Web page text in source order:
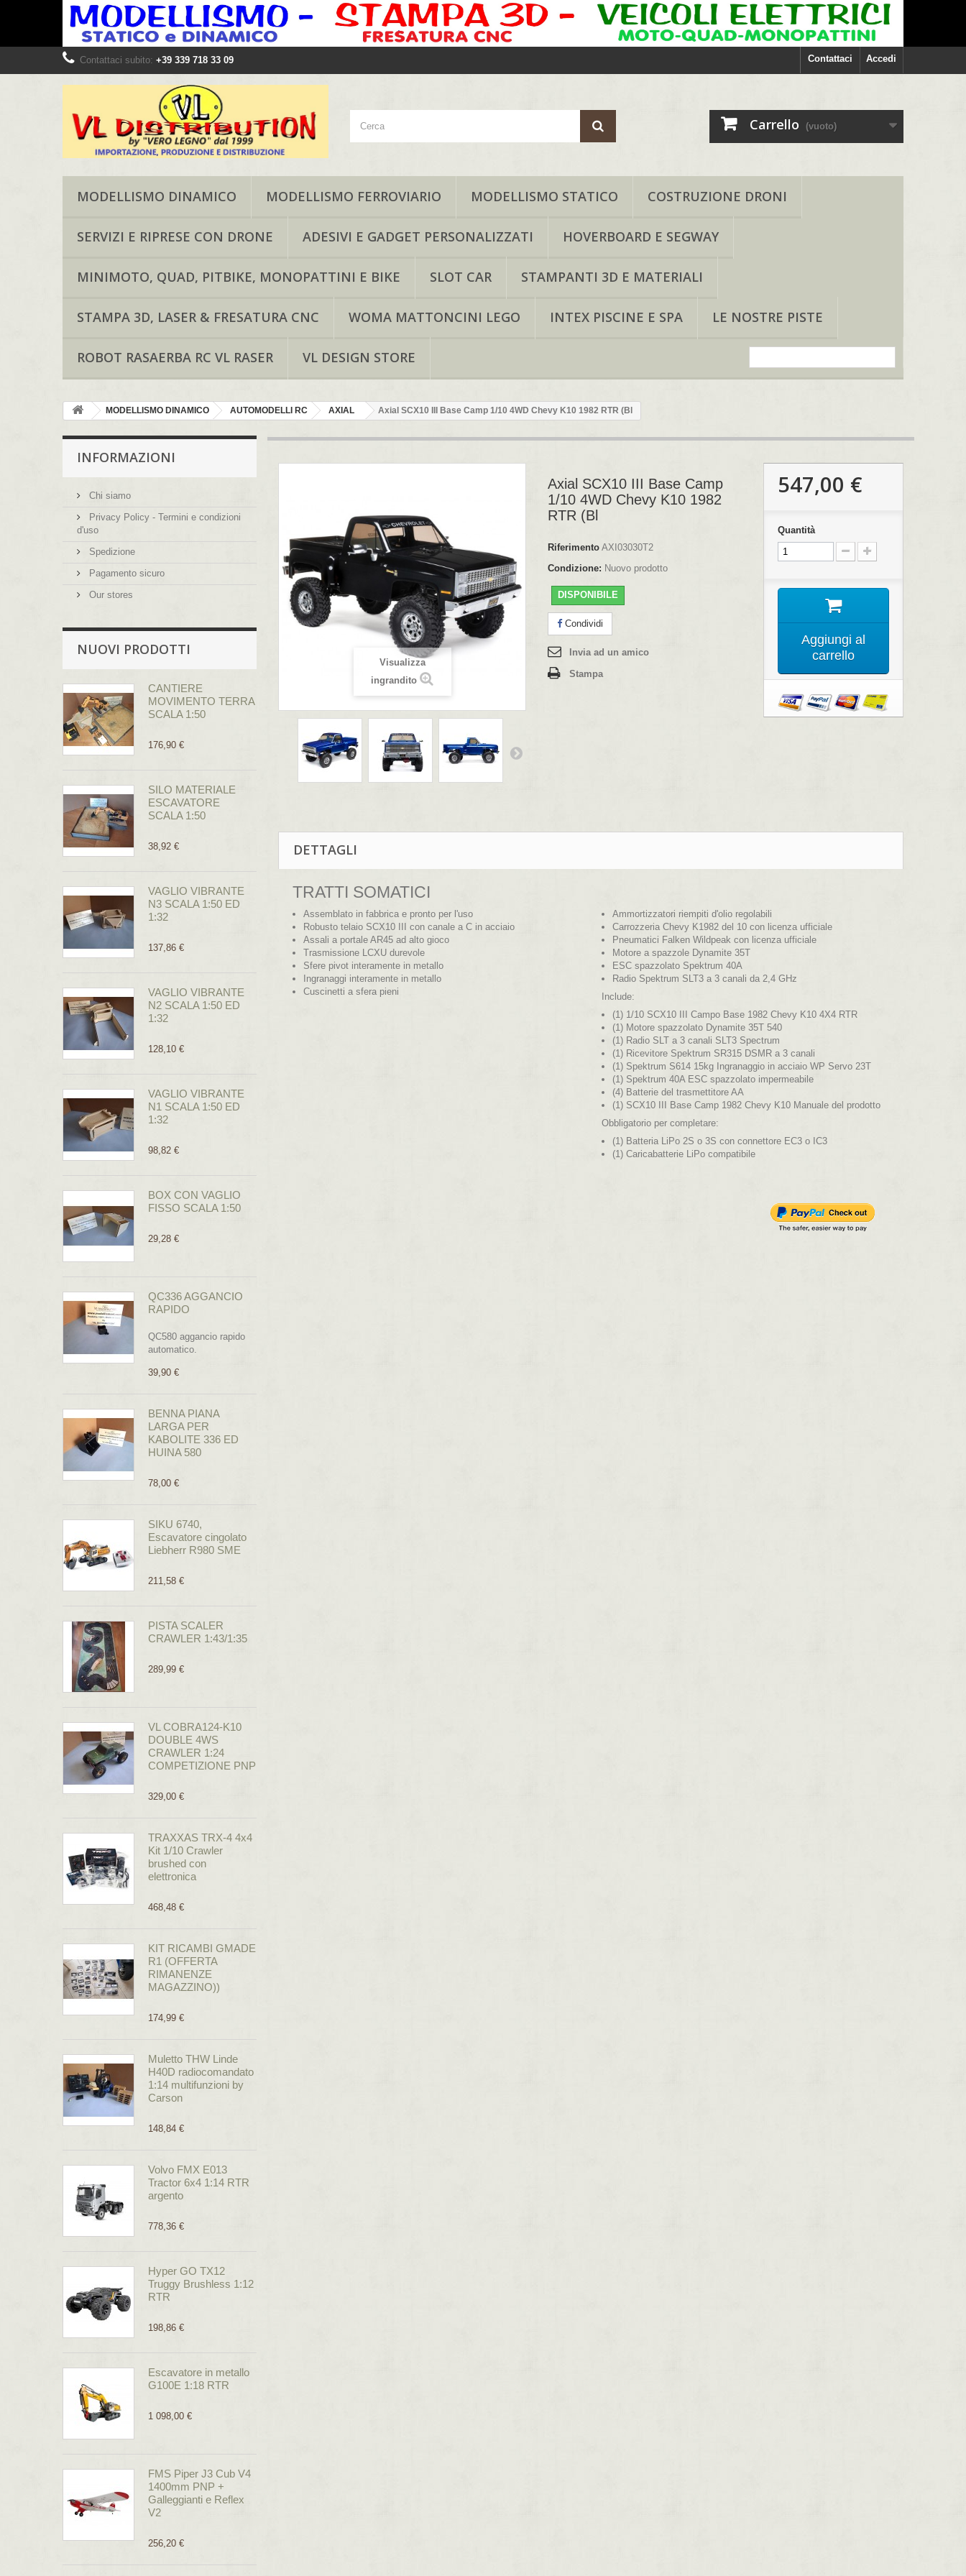
Accedi
Contattaci
Contattaci subito: +39 339 718 33 09
Carrello (vuoto)
MODELLISMO DINAMICO MODELLISMO FERROVIARIO MODELLISMO STATICO COSTRUZIONE DRONI
SERVIZI E RIPRESE CON DRONE ADESIVI E GADGET PERSONALIZZATI HOVERBOARD E SEGWAY
MINIMOTO, QUAD, PITBIKE, MONOPATTINI E BIKE SLOT CAR STAMPANTI 3D E MATERIALI
STAMPA 3D, LASER & FRESATURA CNC WOMA MATTONCINI LEGO INTEX PISCINE E SPA LE NOSTRE PISTE
ROBOT RASAERBA RC VL RASER VL DESIGN STORE
MODELLISMO DINAMICO AUTOMODELLI RC AXIAL Axial SCX10 III Base Camp 1/10 4WD Chevy K10 1982 RTR (Bl
INFORMAZIONI
Chi siamo
Privacy Policy - Termini e condizioni
d'uso
Spedizione
Pagamento sicuro
Our stores
NUOVI PRODOTTI
CANTIERE
MOVIMENTO TERRA
SCALA 1:50
176,90 €
SILO MATERIALE
ESCAVATORE
SCALA 1:50
38,92 €
VAGLIO VIBRANTE
N3 SCALA 1:50 ED
1:32
137,86 €
VAGLIO VIBRANTE
N2 SCALA 1:50 ED
1:32
128,10 €
VAGLIO VIBRANTE
N1 SCALA 1:50 ED
1:32
98,82 €
BOX CON VAGLIO
FISSO SCALA 1:50
29,28 €
QC336 AGGANCIO
RAPIDO
QC580 aggancio rapido
automatico.
39,90 €
BENNA PIANA
LARGA PER
KABOLITE 336 ED
HUINA 580
78,00 €
SIKU 6740,
Escavatore cingolato
Liebherr R980 SME
211,58 €
PISTA SCALER
CRAWLER 1:43/1:35
289,99 €
VL COBRA124-K10
DOUBLE 4WS
CRAWLER 1:24
COMPETIZIONE PNP
329,00 €
TRAXXAS TRX-4 4x4
Kit 1/10 Crawler
brushed con
elettronica
468,48 €
KIT RICAMBI GMADE
R1 (OFFERTA
RIMANENZE
MAGAZZINO))
174,99 €
Muletto THW Linde
H40D radiocomandato
1:14 multifunzioni by
Carson
148,84 €
Volvo FMX E013
Tractor 6x4 1:14 RTR
argento
778,36 €
Hyper GO TX12
Truggy Brushless 1:12
RTR
198,86 €
Escavatore in metallo
G100E 1:18 RTR
1 098,00 €
FMS Piper J3 Cub V4
1400mm PNP +
Galleggianti e Reflex
V2
256,20 €
Visualizza
ingrandito
Axial SCX10 III Base Camp
1/10 4WD Chevy K10 1982
RTR (Bl
Riferimento AXI03030T2
Condizione: Nuovo prodotto
DISPONIBILE
Condividi
Invia ad un amico
Stampa
547,00 €
Quantità
Aggiungi al
carrello
DETTAGLI
TRATTI SOMATICI
Assemblato in fabbrica e pronto per l'uso
Robusto telaio SCX10 III con canale a C in acciaio
Assali a portale AR45 ad alto gioco
Trasmissione LCXU durevole
Sfere pivot interamente in metallo
Ingranaggi interamente in metallo
Cuscinetti a sfera pieni
Ammortizzatori riempiti d'olio regolabili
Carrozzeria Chevy K1982 del 10 con licenza ufficiale
Pneumatici Falken Wildpeak con licenza ufficiale
Motore a spazzole Dynamite 35T
ESC spazzolato Spektrum 40A
Radio Spektrum SLT3 a 3 canali da 2,4 GHz
Include:
(1) 1/10 SCX10 III Campo Base 1982 Chevy K10 4X4 RTR
(1) Motore spazzolato Dynamite 35T 540
(1) Radio SLT a 3 canali SLT3 Spectrum
(1) Ricevitore Spektrum SR315 DSMR a 3 canali
(1) Spektrum S614 15kg Ingranaggio in acciaio WP Servo 23T
(1) Spektrum 40A ESC spazzolato impermeabile
(4) Batterie del trasmettitore AA
(1) SCX10 III Base Camp 1982 Chevy K10 Manuale del prodotto
Obbligatorio per completare:
(1) Batteria LiPo 2S o 3S con connettore EC3 o IC3
(1) Caricabatterie LiPo compatibile